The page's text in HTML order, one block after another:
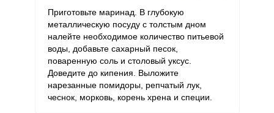
Приготовьте маринад. В глубокую
металлическую посуду с толстым дном
налейте необходимое количество питьевой
воды, добавьте сахарный песок,
поваренную соль и столовый уксус.
Доведите до кипения. Выложите
нарезанные помидоры, репчатый лук,
чеснок, морковь, корень хрена и специи.